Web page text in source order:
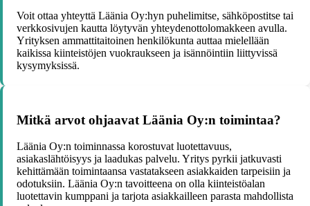
Voit ottaa yhteyttä Läänia Oy:hyn puhelimitse, sähköpostitse tai
verkkosivujen kautta löytyvän yhteydenottolomakkeen avulla.
Yrityksen ammattitaitoinen henkilökunta auttaa mielellään
kaikissa kiinteistöjen vuokraukseen ja isännöintiin liittyvissä
kysymyksissä.
Mitkä arvot ohjaavat Läänia Oy:n toimintaa?
Läänia Oy:n toiminnassa korostuvat luotettavuus,
asiakaslähtöisyys ja laadukas palvelu. Yritys pyrkii jatkuvasti
kehittämään toimintaansa vastatakseen asiakkaiden tarpeisiin ja
odotuksiin. Läänia Oy:n tavoitteena on olla kiinteistöalan
luotettavin kumppani ja tarjota asiakkailleen parasta mahdollista